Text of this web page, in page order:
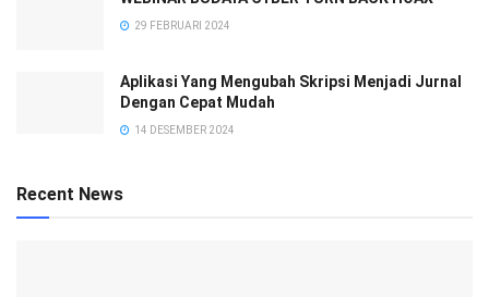
29 FEBRUARI 2024
Aplikasi Yang Mengubah Skripsi Menjadi Jurnal
Dengan Cepat Mudah
14 DESEMBER 2024
Recent News